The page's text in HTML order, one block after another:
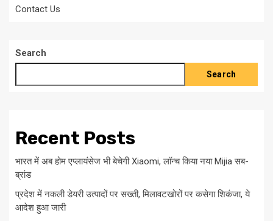
Contact Us
Search
Search
Recent Posts
भारत में अब होम एप्लायंसेज भी बेचेगी Xiaomi, लॉन्च किया नया Mijia सब-
ब्रांड
प्रदेश में नकली डेयरी उत्पादों पर सख्ती, मिलावटखोरों पर कसेगा शिकंजा, ये
आदेश हुआ जारी